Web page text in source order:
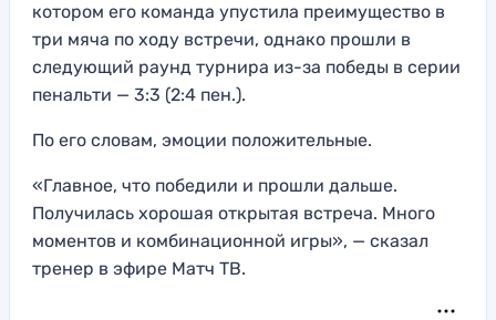
котором его команда упустила преимущество в
три мяча по ходу встречи, однако прошли в
следующий раунд турнира из-за победы в серии
пенальти — 3:3 (2:4 пен.).
По его словам, эмоции положительные.
«Главное, что победили и прошли дальше.
Получилась хорошая открытая встреча. Много
моментов и комбинационной игры», — сказал
тренер в эфире Матч ТВ.